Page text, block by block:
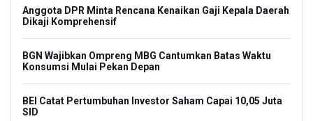
Anggota DPR Minta Rencana Kenaikan Gaji Kepala Daerah
Dikaji Komprehensif
BGN Wajibkan Ompreng MBG Cantumkan Batas Waktu
Konsumsi Mulai Pekan Depan
BEI Catat Pertumbuhan Investor Saham Capai 10,05 Juta
SID